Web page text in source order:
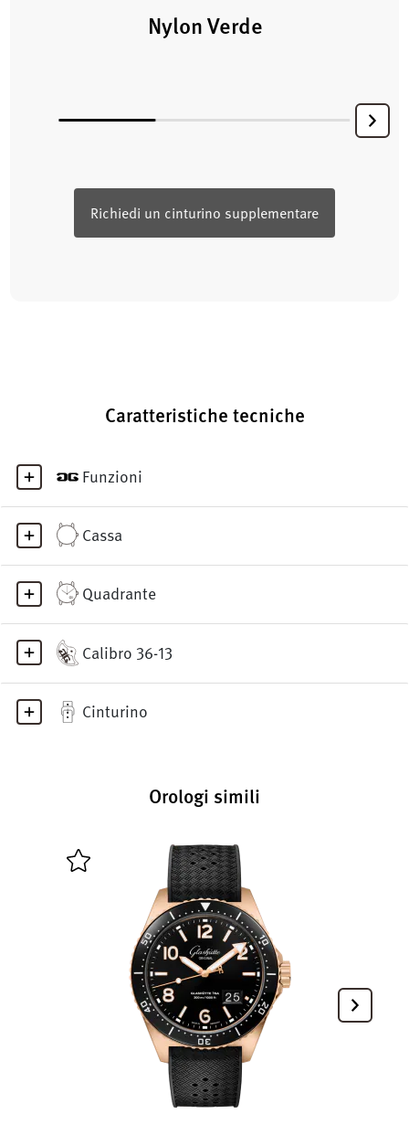
Nylon Verde
Richiedi un cinturino supplementare
Caratteristiche tecniche
Funzioni
Cassa
Quadrante
Calibro 36-13
Cinturino
Orologi simili